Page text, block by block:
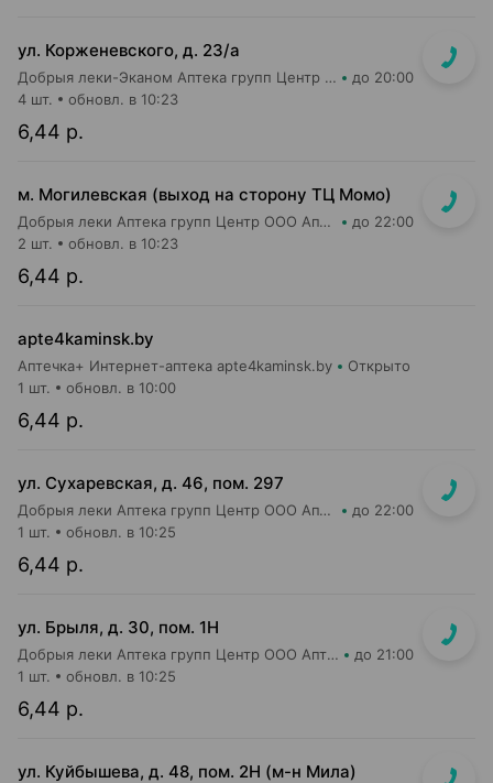
ул. Корженевского, д. 23/а
Добрыя леки-Эканом Аптека групп Центр ООО Аптека №6 до 20:00
6,44 р.
4 шт. обновл. в 10:23
м. Могилевская (выход на сторону ТЦ Момо)
Добрыя леки Аптека групп Центр ООО Аптека №8 до 22:00
6,44 р.
2 шт. обновл. в 10:23
apte4kaminsk.by
Аптечка+ Интернет-аптека apte4kaminsk.by Открыто
6,44 р.
1 шт. обновл. в 10:00
ул. Сухаревская, д. 46, пом. 297
Добрыя леки Аптека групп Центр ООО Аптека №35 до 22:00
6,44 р.
1 шт. обновл. в 10:25
ул. Брыля, д. 30, пом. 1Н
Добрыя леки Аптека групп Центр ООО Аптека №25 до 21:00
6,44 р.
1 шт. обновл. в 10:25
ул. Куйбышева, д. 48, пом. 2Н (м-н Мила)